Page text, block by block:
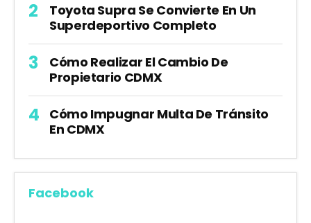
Toyota Supra Se Convierte En Un
Superdeportivo Completo
Cómo Realizar El Cambio De
Propietario CDMX
Cómo Impugnar Multa De Tránsito
En CDMX
Facebook